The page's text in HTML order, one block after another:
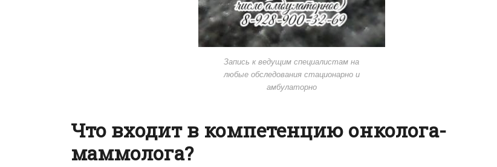
Запись к ведущим специалистам на
любые обследования стационарно и
амбулаторно
Что входит в компетенцию онколога-
маммолога?